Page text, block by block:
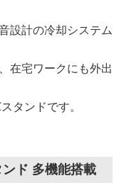
設計の冷却システム
在宅ワークにも外出
タンドです。
ド 多機能搭載